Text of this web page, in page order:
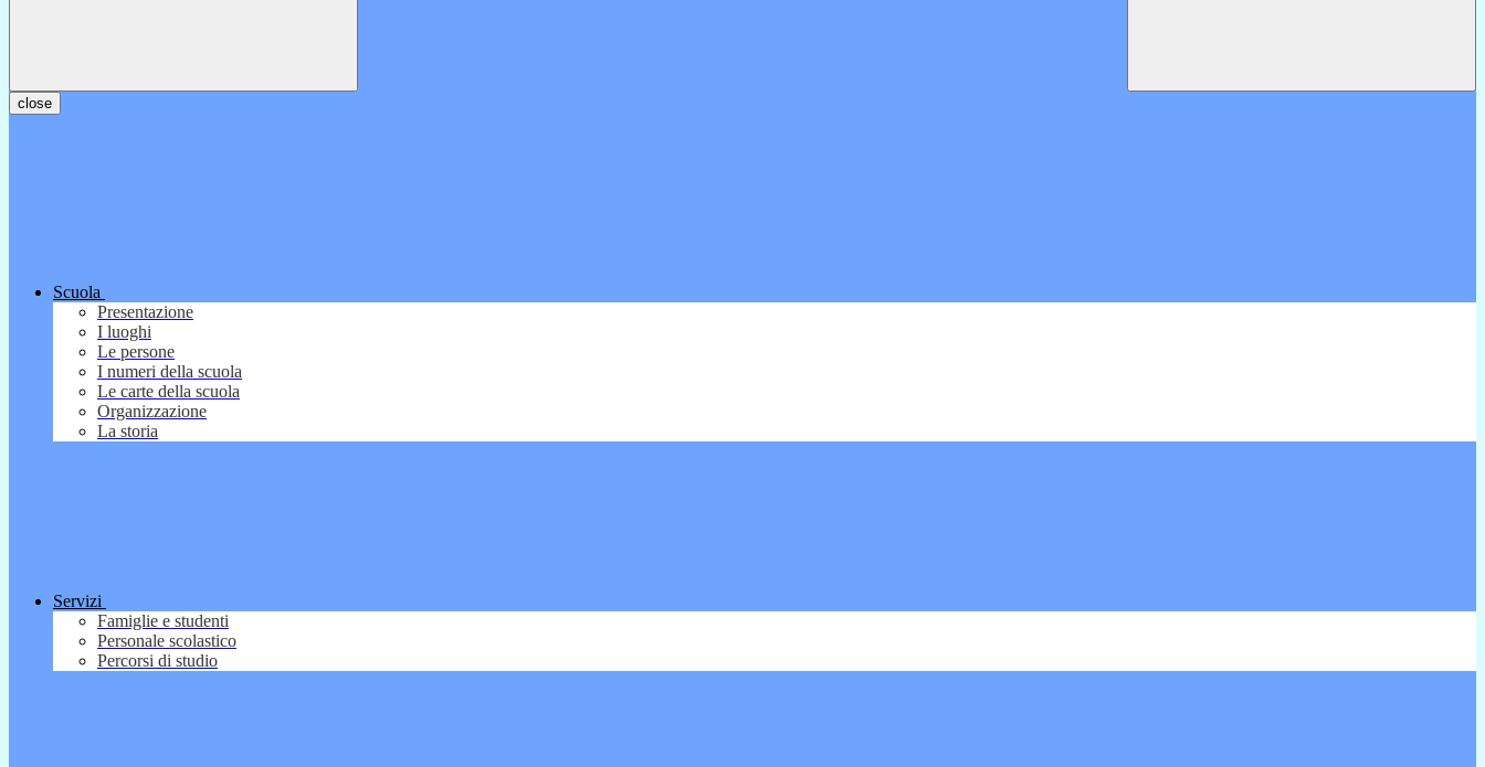
close
Scuola
Presentazione
I luoghi
Le persone
I numeri della scuola
Le carte della scuola
Organizzazione
La storia
Servizi
Famiglie e studenti
Personale scolastico
Percorsi di studio